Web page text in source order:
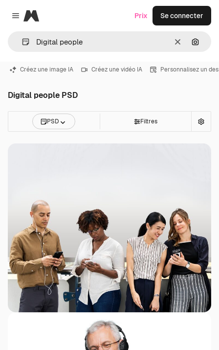
Close menu
Magnific
Effacer
Prix Se connecter
Créez une image IA Créez une vidéo IA Personnalisez un
Digital people PSD
PSD Filtres